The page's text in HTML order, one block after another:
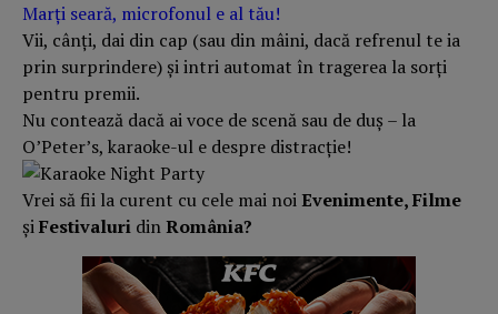
Marți seară, microfonul e al tău!
Vii, cânți, dai din cap (sau din mâini, dacă refrenul te ia
prin surprindere) și intri automat în tragerea la sorți
pentru premii.
Nu contează dacă ai voce de scenă sau de duș – la
O’Peter’s, karaoke-ul e despre distracție!
Vrei să fii la curent cu cele mai noiEvenimente, Filme
șiFestivaluri dinRomânia?